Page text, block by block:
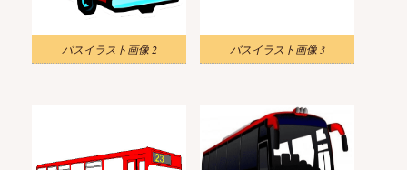
バスイラスト画像 2 バスイラスト画像 3